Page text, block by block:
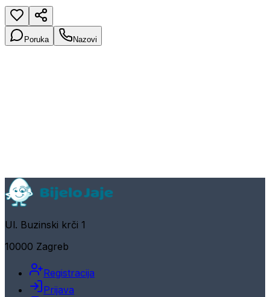
Poruka Nazovi
Ul. Buzinski krči 1
10000 Zagreb
Registracija
Prijava